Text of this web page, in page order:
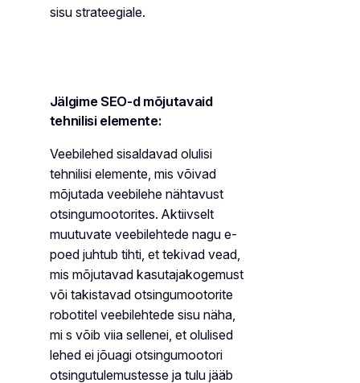
sisu strateegiale.
Jälgime SEO-d mõjutavaid
tehnilisi elemente:
Veebilehed sisaldavad olulisi
tehnilisi elemente, mis võivad
mõjutada veebilehe nähtavust
otsingumootorites. Aktiivselt
muutuvate veebilehtede nagu e-
poed juhtub tihti, et tekivad vead,
mis mõjutavad kasutajakogemust
või takistavad otsingumootorite
robotitel veebilehtede sisu näha,
mi s võib viia sellenei, et olulised
lehed ei jõuagi otsingumootori
otsingutulemustesse ja tulu jääb